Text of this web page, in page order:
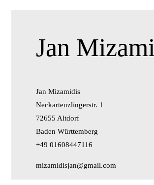
Jan
Jan Mizamidis
Neckartenzlingerstr. 1
72655 Altdorf
Baden Württemberg
+49 01608447116
mizamidisjan@gmail.com